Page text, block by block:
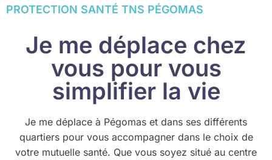
PROTECTION SANTÉ TNS PÉGOMAS
Je me déplace chez
vous pour vous
simplifier la vie
Je me déplace à Pégomas et dans ses différents
quartiers pour vous accompagner dans le choix de
votre mutuelle santé. Que vous soyez situé au centre